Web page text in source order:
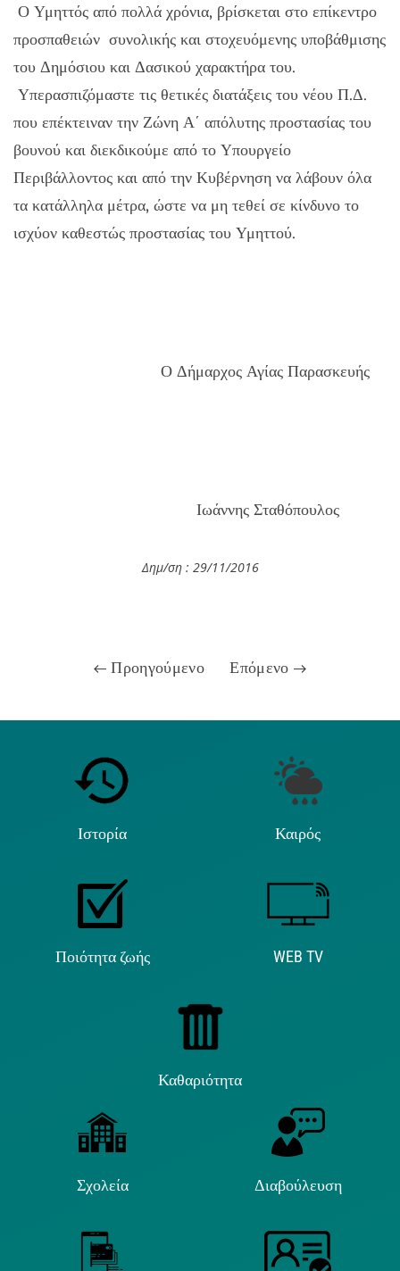
Ο Υμηττός από πολλά χρόνια, βρίσκεται στο επίκεντρο
προσπαθειών συνολικής και στοχευόμενης υποβάθμισης
του Δημόσιου και Δασικού χαρακτήρα του.
Υπερασπιζόμαστε τις θετικές διατάξεις του νέου Π.Δ.
που επέκτειναν την Ζώνη Α΄ απόλυτης προστασίας του
βουνού και διεκδικούμε από το Υπουργείο
Περιβάλλοντος και από την Κυβέρνηση να λάβουν όλα
τα κατάλληλα μέτρα, ώστε να μη τεθεί σε κίνδυνο το
ισχύον καθεστώς προστασίας του Υμηττού.
Ο Δήμαρχος Αγίας Παρασκευής
Ιωάννης Σταθόπουλος
Δημ/ση : 29/11/2016
Προηγούμενο Επόμενο
Ιστορία Καιρός
Ποιότητα ζωής WEB TV
Καθαριότητα
Σχολεία Διαβούλευση